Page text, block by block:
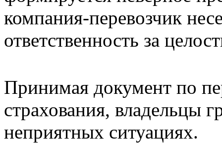
компания-перевозчик
ответственность за
Принимая документ по
страхования, владельцы
неприятных ситуациях.